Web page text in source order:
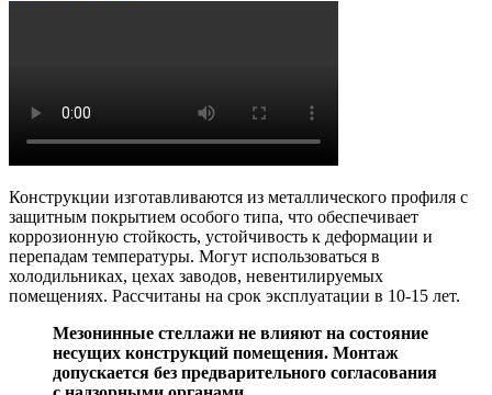
Конструкции изготавливаются из металлического профиля с
защитным покрытием особого типа, что обеспечивает
коррозионную стойкость, устойчивость к деформации и
перепадам температуры. Могут использоваться в
холодильниках, цехах заводов, невентилируемых
помещениях. Рассчитаны на срок эксплуатации в 10-15 лет.
Мезонинные стеллажи не влияют на состояние
несущих конструкций помещения. Монтаж
допускается без предварительного согласования